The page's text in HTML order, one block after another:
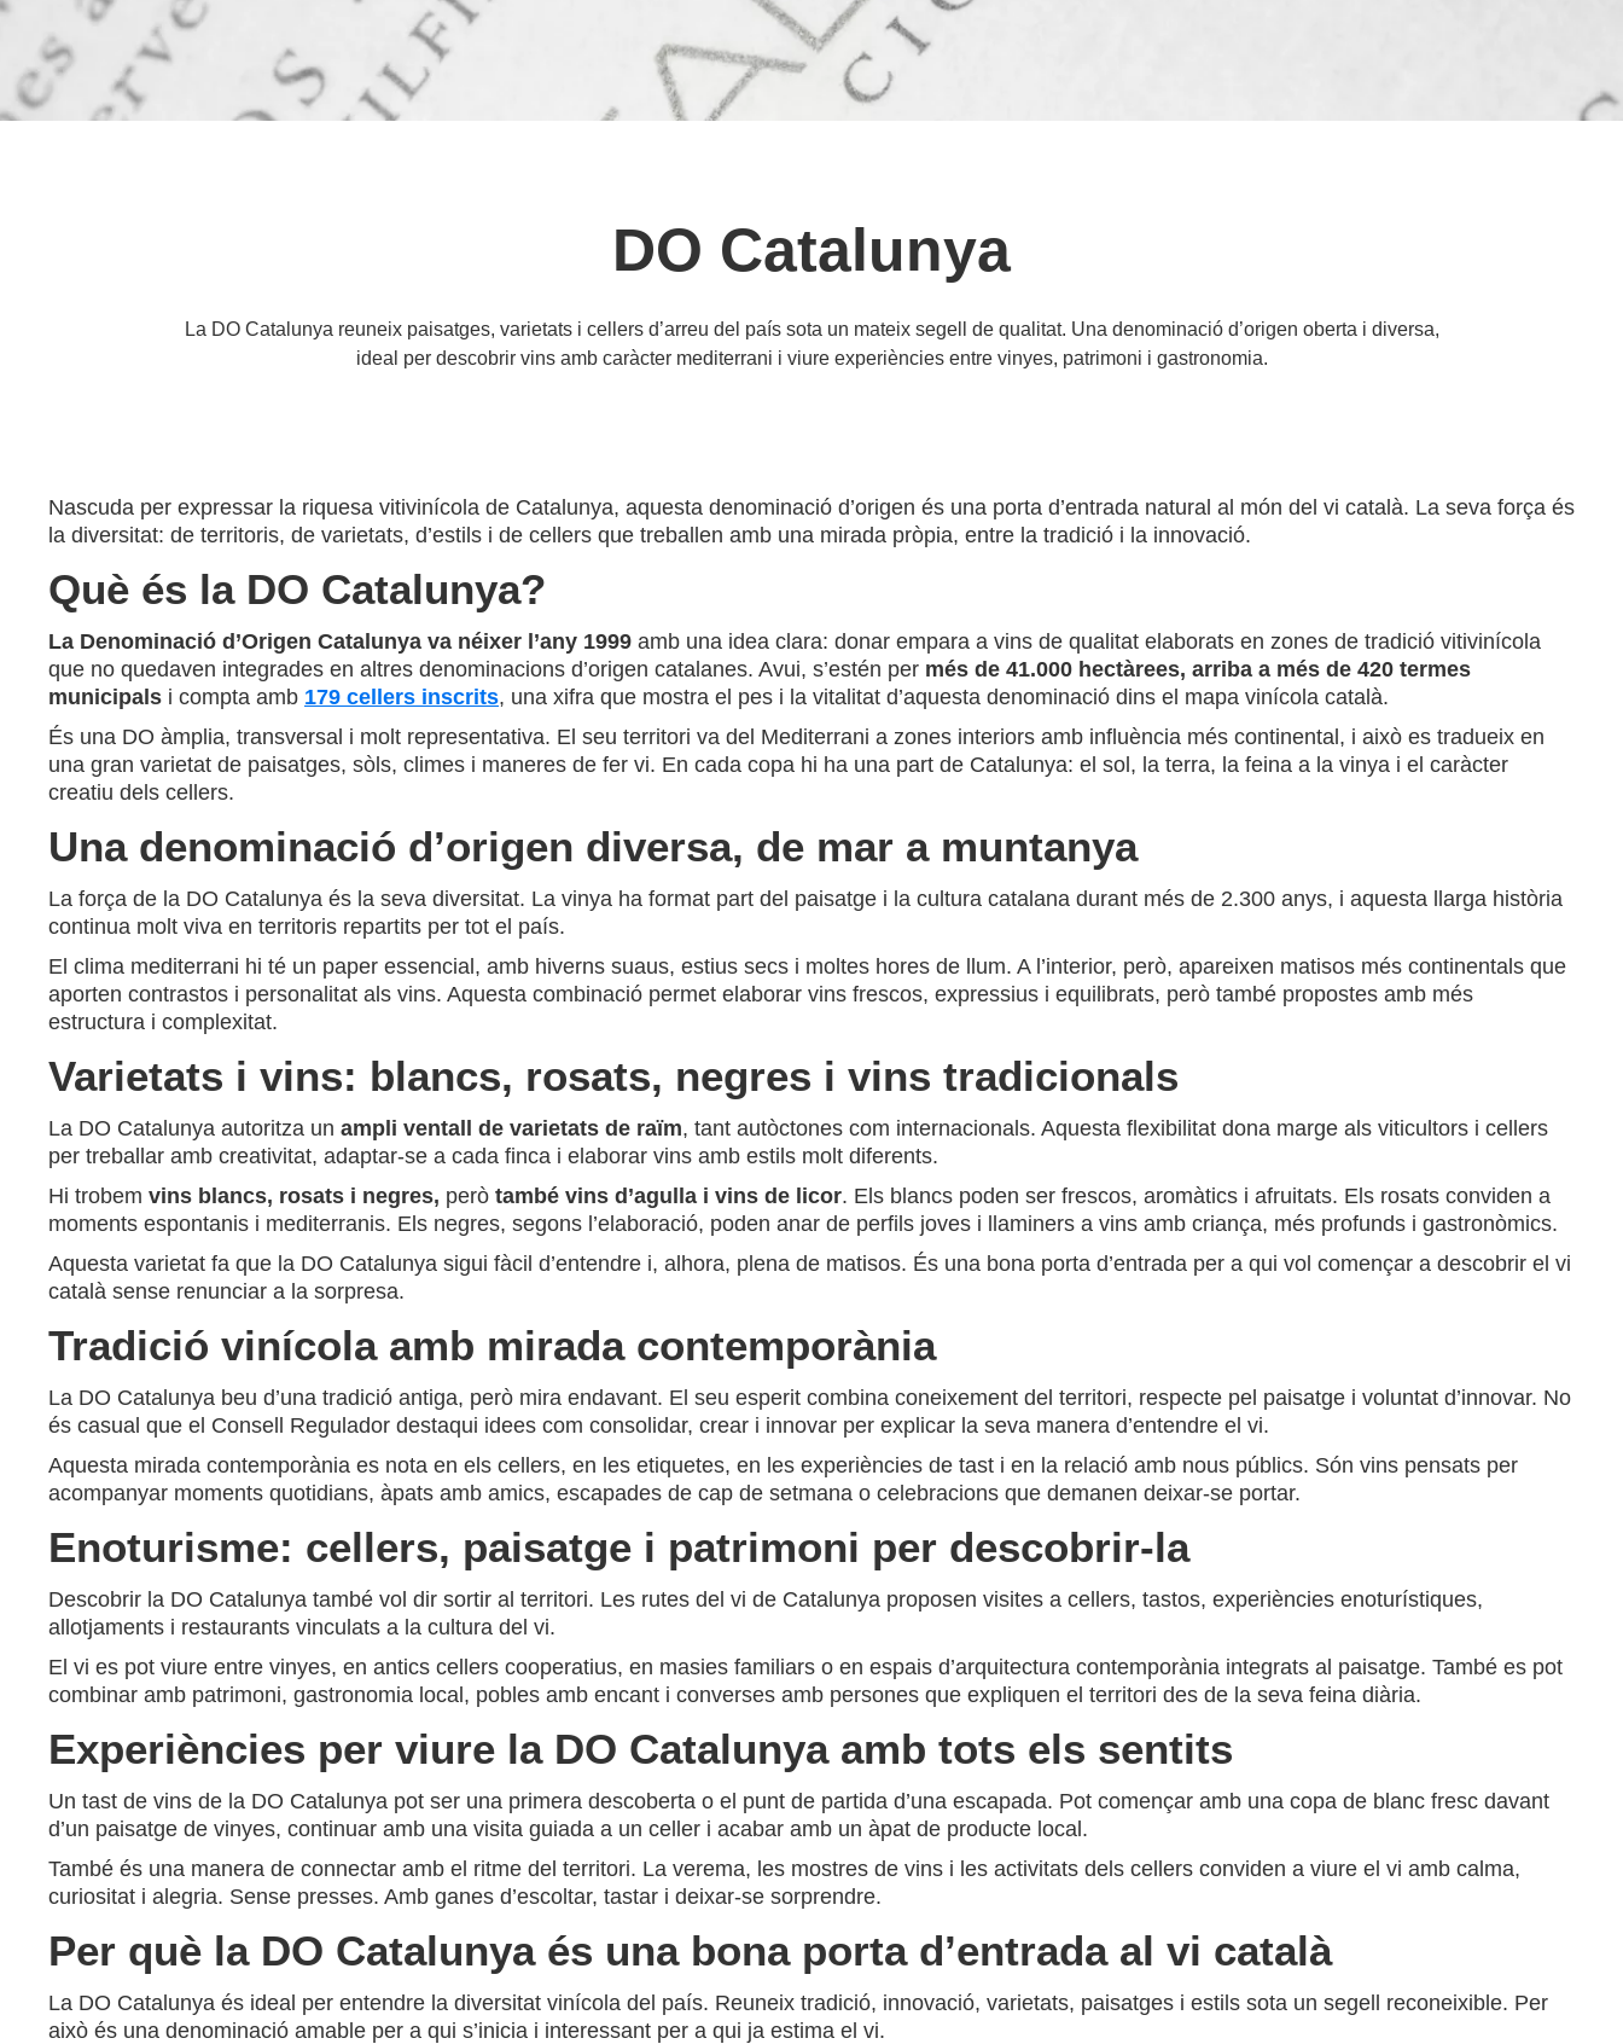
DO Catalunya
La DO Catalunya reuneix paisatges, varietats i cellers d’arreu del país sota un mateix segell de qualitat. Una denominació d’origen oberta i diversa,
ideal per descobrir vins amb caràcter mediterrani i viure experiències entre vinyes, patrimoni i gastronomia.
Nascuda per expressar la riquesa vitivinícola de Catalunya, aquesta denominació d’origen és una porta d’entrada natural al món del vi català. La seva força és
la diversitat: de territoris, de varietats, d’estils i de cellers que treballen amb una mirada pròpia, entre la tradició i la innovació.
Què és la DO Catalunya?
La Denominació d’Origen Catalunya va néixer l’any 1999 amb una idea clara: donar empara a vins de qualitat elaborats en zones de tradició vitivinícola
que no quedaven integrades en altres denominacions d’origen catalanes. Avui, s’estén per més de 41.000 hectàrees, arriba a més de 420 termes
municipals i compta amb 179 cellers inscrits, una xifra que mostra el pes i la vitalitat d’aquesta denominació dins el mapa vinícola català.
És una DO àmplia, transversal i molt representativa. El seu territori va del Mediterrani a zones interiors amb influència més continental, i això es tradueix en
una gran varietat de paisatges, sòls, climes i maneres de fer vi. En cada copa hi ha una part de Catalunya: el sol, la terra, la feina a la vinya i el caràcter
creatiu dels cellers.
Una denominació d’origen diversa, de mar a muntanya
La força de la DO Catalunya és la seva diversitat. La vinya ha format part del paisatge i la cultura catalana durant més de 2.300 anys, i aquesta llarga història
continua molt viva en territoris repartits per tot el país.
El clima mediterrani hi té un paper essencial, amb hiverns suaus, estius secs i moltes hores de llum. A l’interior, però, apareixen matisos més continentals que
aporten contrastos i personalitat als vins. Aquesta combinació permet elaborar vins frescos, expressius i equilibrats, però també propostes amb més
estructura i complexitat.
Varietats i vins: blancs, rosats, negres i vins tradicionals
La DO Catalunya autoritza un ampli ventall de varietats de raïm, tant autòctones com internacionals. Aquesta flexibilitat dona marge als viticultors i cellers
per treballar amb creativitat, adaptar-se a cada finca i elaborar vins amb estils molt diferents.
Hi trobem vins blancs, rosats i negres, però també vins d’agulla i vins de licor. Els blancs poden ser frescos, aromàtics i afruitats. Els rosats conviden a
moments espontanis i mediterranis. Els negres, segons l’elaboració, poden anar de perfils joves i llaminers a vins amb criança, més profunds i gastronòmics.
Aquesta varietat fa que la DO Catalunya sigui fàcil d’entendre i, alhora, plena de matisos. És una bona porta d’entrada per a qui vol començar a descobrir el vi
català sense renunciar a la sorpresa.
Tradició vinícola amb mirada contemporània
La DO Catalunya beu d’una tradició antiga, però mira endavant. El seu esperit combina coneixement del territori, respecte pel paisatge i voluntat d’innovar. No
és casual que el Consell Regulador destaqui idees com consolidar, crear i innovar per explicar la seva manera d’entendre el vi.
Aquesta mirada contemporània es nota en els cellers, en les etiquetes, en les experiències de tast i en la relació amb nous públics. Són vins pensats per
acompanyar moments quotidians, àpats amb amics, escapades de cap de setmana o celebracions que demanen deixar-se portar.
Enoturisme: cellers, paisatge i patrimoni per descobrir-la
Descobrir la DO Catalunya també vol dir sortir al territori. Les rutes del vi de Catalunya proposen visites a cellers, tastos, experiències enoturístiques,
allotjaments i restaurants vinculats a la cultura del vi.
El vi es pot viure entre vinyes, en antics cellers cooperatius, en masies familiars o en espais d’arquitectura contemporània integrats al paisatge. També es pot
combinar amb patrimoni, gastronomia local, pobles amb encant i converses amb persones que expliquen el territori des de la seva feina diària.
Experiències per viure la DO Catalunya amb tots els sentits
Un tast de vins de la DO Catalunya pot ser una primera descoberta o el punt de partida d’una escapada. Pot començar amb una copa de blanc fresc davant
d’un paisatge de vinyes, continuar amb una visita guiada a un celler i acabar amb un àpat de producte local.
També és una manera de connectar amb el ritme del territori. La verema, les mostres de vins i les activitats dels cellers conviden a viure el vi amb calma,
curiositat i alegria. Sense presses. Amb ganes d’escoltar, tastar i deixar-se sorprendre.
Per què la DO Catalunya és una bona porta d’entrada al vi català
La DO Catalunya és ideal per entendre la diversitat vinícola del país. Reuneix tradició, innovació, varietats, paisatges i estils sota un segell reconeixible. Per
això és una denominació amable per a qui s’inicia i interessant per a qui ja estima el vi.